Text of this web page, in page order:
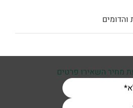
והדומים
מחיר השאירו פרטים